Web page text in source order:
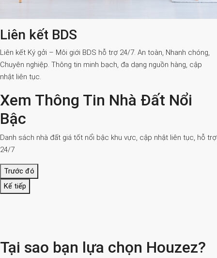
Liên kết BDS
Liên kết Ký gởi – Môi giới BDS hỗ trợ 24/7. An toàn, Nhanh chóng,
Chuyên nghiệp. Thông tin minh bạch, đa dạng nguồn hàng, cập
nhật liên tục.
Xem Thông Tin Nhà Đất Nổi
Bậc
Danh sách nhà đất giá tốt nổi bậc khu vực, cập nhật liên tục, hỗ trợ
24/7
Trước đó
Kế tiếp
Tại sao bạn lựa chọn Houzez?